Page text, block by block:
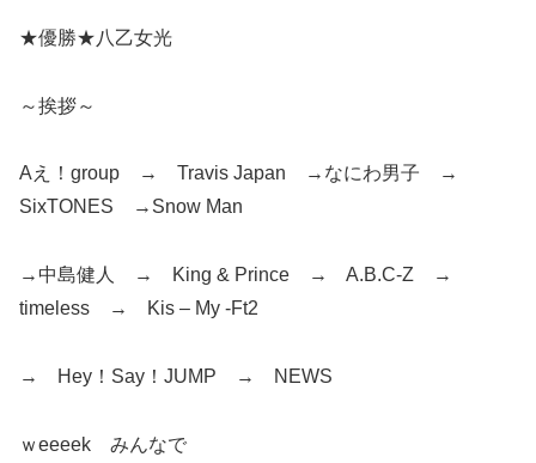
★優勝★八乙女光
～挨拶～
Aえ！group → Travis Japan →なにわ男子 →
SixTONES →Snow Man
→中島健人 → King & Prince → A.B.C-Z →
timeless → Kis – My -Ft2
→ Hey！Say！JUMP → NEWS
ｗeeeek みんなで